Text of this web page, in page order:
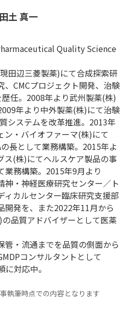
土 真一
Quality Science
田辺三菱製薬)にて合成探索研
、CMCプロジェクト開発、治験
任。2008年より武州製薬(株)
年より中外製薬(株)にて治験
システムを改革推進。2013年
ン・バイオファーマ(株)にて
長として業務構築。2015年よ
ス(株)にてヘルスケア製品の事
業務構築。2015年9月より
神・神経医療研究センター／ト
ィカルセンター臨床研究支援部
開発を、また2022年11月から
品質アドバイザーとして医薬
管・流通までを品質の側面から
コンサルタントとして
対応中。
執筆時点での内容となります